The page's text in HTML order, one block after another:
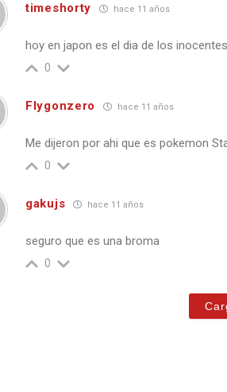
timeshorty hace 11 años
hoy en japon es el dia de los inocentes
0
Flygonzero hace 11 años
Me dijeron por ahi que es pokemon
0
gakujs hace 11 años
seguro que es una broma
0